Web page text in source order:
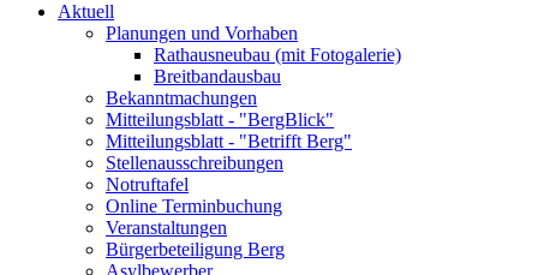
Aktuell
Planungen und Vorhaben
Rathausneubau (mit Fotogalerie)
Breitbandausbau
Bekanntmachungen
Mitteilungsblatt - "BergBlick"
Mitteilungsblatt - "Betrifft Berg"
Stellenausschreibungen
Notruftafel
Online Terminbuchung
Veranstaltungen
Bürgerbeteiligung Berg
Asylbewerber